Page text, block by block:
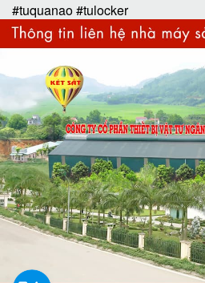
#tuquanao#tulocker